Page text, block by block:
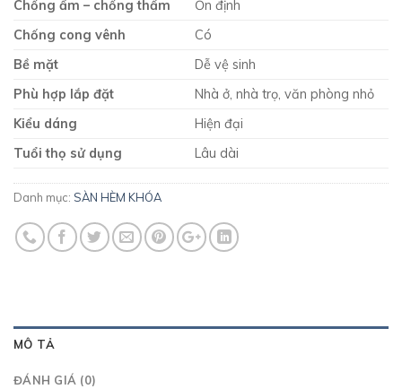
Chống ẩm – chống thấm
Ổn định
Chống cong vênh
Có
Bề mặt
Dễ vệ sinh
Phù hợp lắp đặt
Nhà ở, nhà trọ, văn phòng nhỏ
Kiểu dáng
Hiện đại
Tuổi thọ sử dụng
Lâu dài
Danh mục: SÀN HÈM KHÓA
MÔ TẢ
ĐÁNH GIÁ (0)